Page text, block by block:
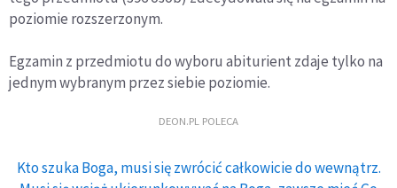
poziomie rozszerzonym.
Egzamin z przedmiotu do wyboru abiturient zdaje tylko na
jednym wybranym przez siebie poziomie.
DEON.PL POLECA
Kto szuka Boga, musi się zwrócić całkowicie do wewnątrz.